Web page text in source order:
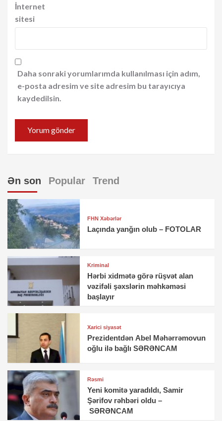
İnternet
sitesi
Daha sonraki yorumlarımda kullanılması için adım,
e-posta adresim ve site adresim bu tarayıcıya
kaydedilsin.
Ən son Popular Trend
FHN Xəbərlər
Laçında yanğın olub – FOTOLAR
Kriminal
Hərbi xidmətə görə rüşvət alan
vəzifəli şəxslərin məhkəməsi
başlayır
Xarici siyasət
Prezidentdən Abel Məhərrəmovun
oğlu ilə bağlı SƏRƏNCAM
Rəsmi
Yeni komitə yaradıldı, Samir
Şərifov rəhbəri oldu –
SƏRƏNCAM